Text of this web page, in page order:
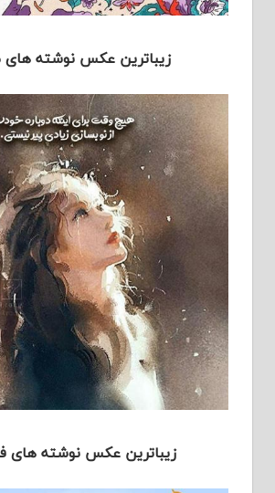
زیباترین عکس نوشته های
زیباترین عکس نوشته های